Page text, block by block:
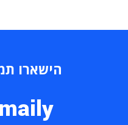
הישארו
maily